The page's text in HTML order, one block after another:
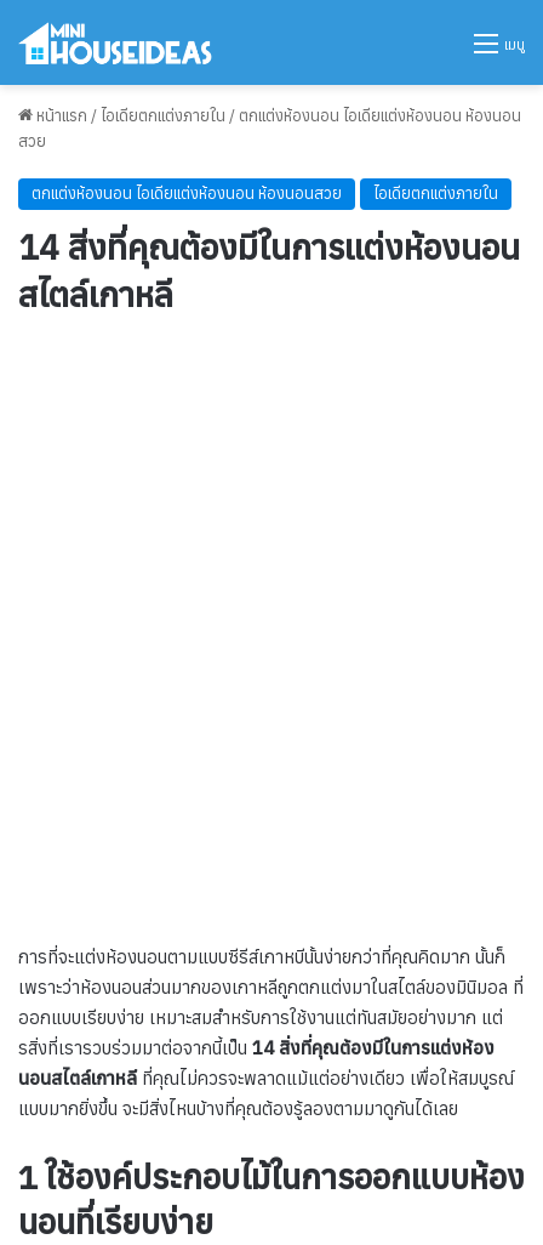
เมนู
หน้าแรก / ไอเดียตกแต่งภายใน / ตกแต่งห้องนอน ไอเดียแต่งห้องนอน ห้องนอน
สวย
ตกแต่งห้องนอน ไอเดียแต่งห้องนอน ห้องนอนสวย ไอเดียตกแต่งภายใน
14 สิ่งที่คุณต้องมีในการแต่งห้องนอน
สไตล์เกาหลี
การที่จะแต่งห้องนอนตามแบบซีรีส์เกาหบีนั้นง่ายกว่าที่คุณคิดมาก นั้นก็
เพราะว่าห้องนอนส่วนมากของเกาหลีถูกตกแต่งมาในสไตล์ของมินิมอล ที่
ออกแบบเรียบง่าย เหมาะสมสำหรับการใช้งานแต่ทันสมัยอย่างมาก แต่
รสิ่งที่เรารวบร่วมมาต่อจากนี้เป็น 14 สิ่งที่คุณต้องมีในการแต่งห้อง
นอนสไตล์เกาหลี ที่คุณไม่ควรจะพลาดแม้แต่อย่างเดียว เพื่อให้สมบูรณ์
แบบมากยิ่งขึ้น จะมีสิ่งไหนบ้างที่คุณต้องรู้ลองตามมาดูกันได้เลย
1 ใช้องค์ประกอบไม้ในการออกแบบห้อง
นอนที่เรียบง่าย